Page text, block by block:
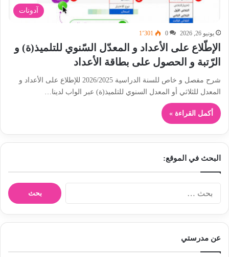
آدونات
يونيو 26, 2026 0 1٬301
الإطّلاع على الأعداد و المعدّل السّنوي للتلميذ(ة) و
الرّتبة و الحصول على بطاقة الأعداد
شرح مفصل و خاص للسنة الدراسية 2026/2025 للإطلاع على الأعداد و
المعدل للثلاثي أو المعدل السنوي للتلميذ(ة) عبر الواب لدينا…
أكمل القراءة »
البحث في الموقع:
ن
عن مدرستي